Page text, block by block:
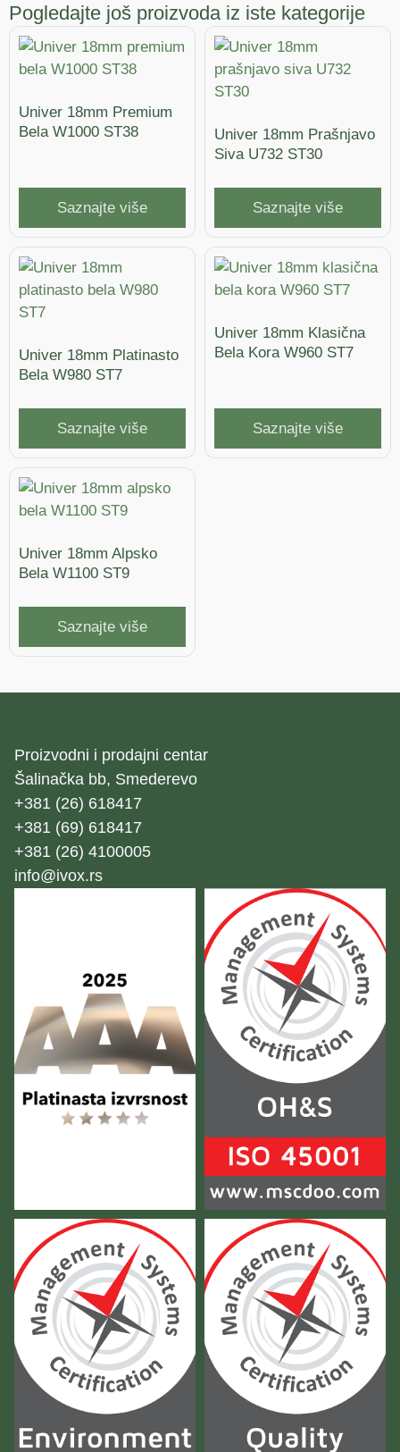
Pogledajte još proizvoda iz iste kategorije
Univer 18mm Premium
Bela W1000 ST38
Saznajte više
Univer 18mm Prašnjavo
Siva U732 ST30
Saznajte više
Univer 18mm Platinasto
Bela W980 ST7
Saznajte više
Univer 18mm Klasična
Bela Kora W960 ST7
Saznajte više
Univer 18mm Alpsko
Bela W1100 ST9
Saznajte više
Proizvodni i prodajni centar
Šalinačka bb, Smederevo
+381 (26) 618417
+381 (69) 618417
+381 (26) 4100005
info@ivox.rs